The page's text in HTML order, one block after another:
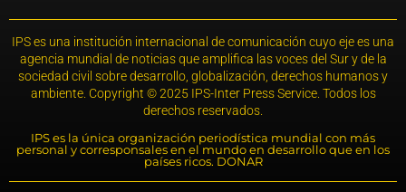
IPS es una institución internacional de comunicación cuyo eje es una
agencia mundial de noticias que amplifica las voces del Sur y de la
sociedad civil sobre desarrollo, globalización, derechos humanos y
ambiente. Copyright © 2025 IPS-Inter Press Service. Todos los
derechos reservados.
IPS es la única organización periodística mundial con más
personal y corresponsales en el mundo en desarrollo que en los
países ricos. DONAR